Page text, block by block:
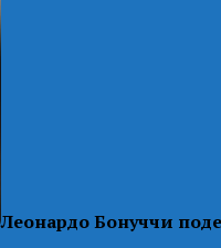
Леонардо Бонуччи